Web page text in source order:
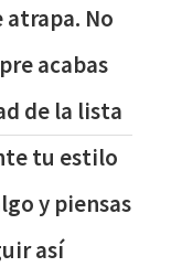
atrapa. No
acabas
de la lista
tu estilo
y piensas
así